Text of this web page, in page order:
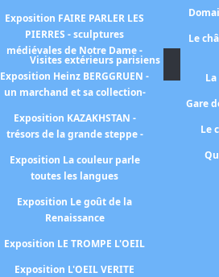
Exposition FAIRE PARLER LES
PIERRES - sculptures
médiévales de Notre Dame -
Exposition Heinz BERGGRUEN -
un marchand et sa collection-
Exposition KAZAKHSTAN -
trésors de la grande steppe -
Exposition La couleur parle
toutes les langues
Exposition Le goût de la
Renaissance
Exposition LE TROMPE L'OEIL
Exposition L'OEIL VERITE
Le
Visites extérieurs parisiens
Gare
Le